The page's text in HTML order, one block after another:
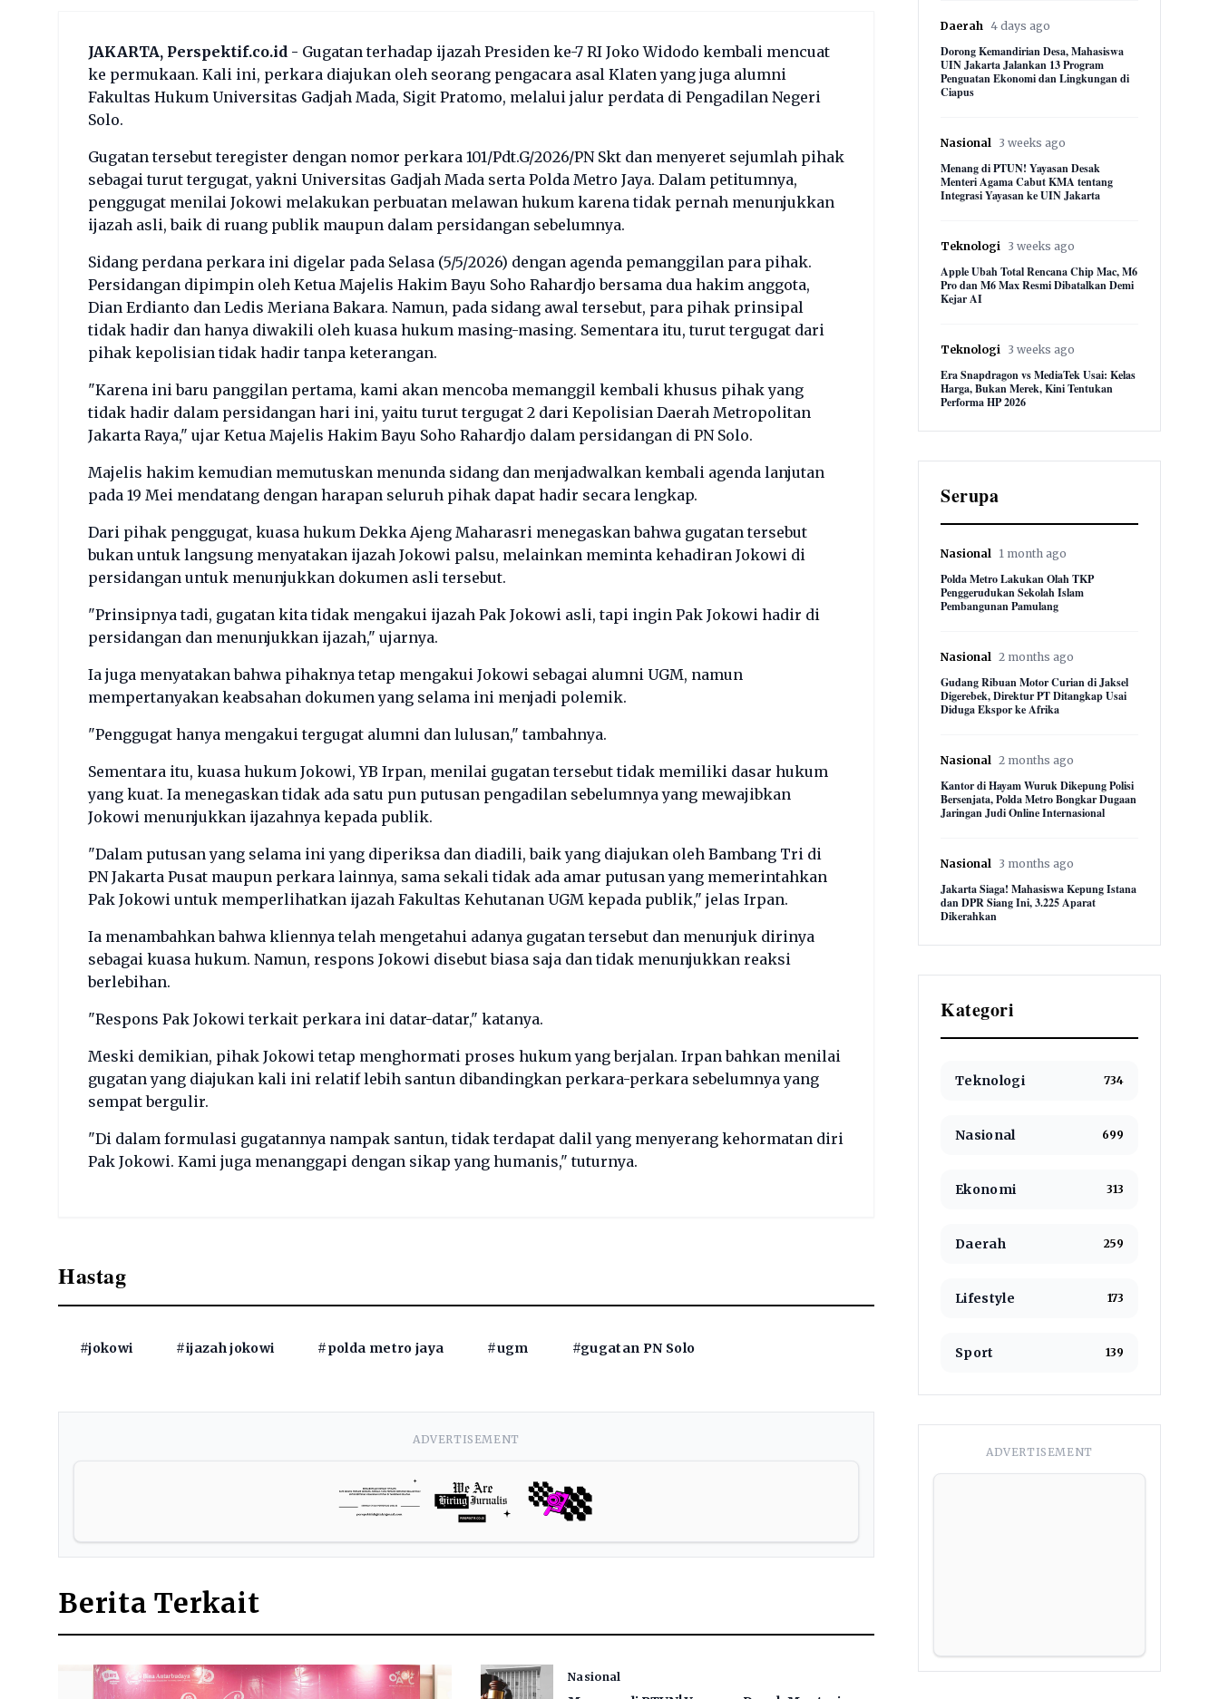
JAKARTA, Perspektif.co.id - Gugatan terhadap ijazah Presiden ke-7 RI Joko Widodo kembali mencuat
ke permukaan. Kali ini, perkara diajukan oleh seorang pengacara asal Klaten yang juga alumni
Fakultas Hukum Universitas Gadjah Mada, Sigit Pratomo, melalui jalur perdata di Pengadilan Negeri
Solo.
Gugatan tersebut teregister dengan nomor perkara 101/Pdt.G/2026/PN Skt dan menyeret sejumlah pihak
sebagai turut tergugat, yakni Universitas Gadjah Mada serta Polda Metro Jaya. Dalam petitumnya,
penggugat menilai Jokowi melakukan perbuatan melawan hukum karena tidak pernah menunjukkan
ijazah asli, baik di ruang publik maupun dalam persidangan sebelumnya.
Sidang perdana perkara ini digelar pada Selasa (5/5/2026) dengan agenda pemanggilan para pihak.
Persidangan dipimpin oleh Ketua Majelis Hakim Bayu Soho Rahardjo bersama dua hakim anggota,
Dian Erdianto dan Ledis Meriana Bakara. Namun, pada sidang awal tersebut, para pihak prinsipal
tidak hadir dan hanya diwakili oleh kuasa hukum masing-masing. Sementara itu, turut tergugat dari
pihak kepolisian tidak hadir tanpa keterangan.
"Karena ini baru panggilan pertama, kami akan mencoba memanggil kembali khusus pihak yang
tidak hadir dalam persidangan hari ini, yaitu turut tergugat 2 dari Kepolisian Daerah Metropolitan
Jakarta Raya," ujar Ketua Majelis Hakim Bayu Soho Rahardjo dalam persidangan di PN Solo.
Majelis hakim kemudian memutuskan menunda sidang dan menjadwalkan kembali agenda lanjutan
pada 19 Mei mendatang dengan harapan seluruh pihak dapat hadir secara lengkap.
Dari pihak penggugat, kuasa hukum Dekka Ajeng Maharasri menegaskan bahwa gugatan tersebut
bukan untuk langsung menyatakan ijazah Jokowi palsu, melainkan meminta kehadiran Jokowi di
persidangan untuk menunjukkan dokumen asli tersebut.
"Prinsipnya tadi, gugatan kita tidak mengakui ijazah Pak Jokowi asli, tapi ingin Pak Jokowi hadir di
persidangan dan menunjukkan ijazah," ujarnya.
Ia juga menyatakan bahwa pihaknya tetap mengakui Jokowi sebagai alumni UGM, namun
mempertanyakan keabsahan dokumen yang selama ini menjadi polemik.
"Penggugat hanya mengakui tergugat alumni dan lulusan," tambahnya.
Sementara itu, kuasa hukum Jokowi, YB Irpan, menilai gugatan tersebut tidak memiliki dasar hukum
yang kuat. Ia menegaskan tidak ada satu pun putusan pengadilan sebelumnya yang mewajibkan
Jokowi menunjukkan ijazahnya kepada publik.
"Dalam putusan yang selama ini yang diperiksa dan diadili, baik yang diajukan oleh Bambang Tri di
PN Jakarta Pusat maupun perkara lainnya, sama sekali tidak ada amar putusan yang memerintahkan
Pak Jokowi untuk memperlihatkan ijazah Fakultas Kehutanan UGM kepada publik," jelas Irpan.
Ia menambahkan bahwa kliennya telah mengetahui adanya gugatan tersebut dan menunjuk dirinya
sebagai kuasa hukum. Namun, respons Jokowi disebut biasa saja dan tidak menunjukkan reaksi
berlebihan.
"Respons Pak Jokowi terkait perkara ini datar-datar," katanya.
Meski demikian, pihak Jokowi tetap menghormati proses hukum yang berjalan. Irpan bahkan menilai
gugatan yang diajukan kali ini relatif lebih santun dibandingkan perkara-perkara sebelumnya yang
sempat bergulir.
"Di dalam formulasi gugatannya nampak santun, tidak terdapat dalil yang menyerang kehormatan diri
Pak Jokowi. Kami juga menanggapi dengan sikap yang humanis," tuturnya.
Hastag
#jokowi #ijazah jokowi #polda metro jaya #ugm #gugatan PN Solo
ADVERTISEMENT
Berita Terkait
Nasional
Daerah 4 days ago
Dorong Kemandirian Desa, Mahasiswa
UIN Jakarta Jalankan 13 Program
Penguatan Ekonomi dan Lingkungan di
Ciapus
Nasional 3 weeks ago
Menang di PTUN! Yayasan Desak
Menteri Agama Cabut KMA tentang
Integrasi Yayasan ke UIN Jakarta
Teknologi 3 weeks ago
Apple Ubah Total Rencana Chip Mac, M6
Pro dan M6 Max Resmi Dibatalkan Demi
Kejar AI
Teknologi 3 weeks ago
Era Snapdragon vs MediaTek Usai: Kelas
Harga, Bukan Merek, Kini Tentukan
Performa HP 2026
Serupa
Nasional 1 month ago
Polda Metro Lakukan Olah TKP
Penggerudukan Sekolah Islam
Pembangunan Pamulang
Nasional 2 months ago
Gudang Ribuan Motor Curian di Jaksel
Digerebek, Direktur PT Ditangkap Usai
Diduga Ekspor ke Afrika
Nasional 2 months ago
Kantor di Hayam Wuruk Dikepung Polisi
Bersenjata, Polda Metro Bongkar Dugaan
Jaringan Judi Online Internasional
Nasional 3 months ago
Jakarta Siaga! Mahasiswa Kepung Istana
dan DPR Siang Ini, 3.225 Aparat
Dikerahkan
Kategori
Teknologi 734
Nasional 699
Ekonomi 313
Daerah 259
Lifestyle 173
Sport 139
ADVERTISEMENT